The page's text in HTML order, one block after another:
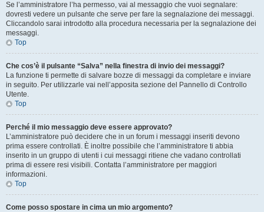
Se l’amministratore l’ha permesso, vai al messaggio che vuoi segnalare:
dovresti vedere un pulsante che serve per fare la segnalazione dei messaggi.
Cliccandolo sarai introdotto alla procedura necessaria per la segnalazione dei
messaggi.
Top
Che cos’è il pulsante “Salva” nella finestra di invio dei messaggi?
La funzione ti permette di salvare bozze di messaggi da completare e inviare
in seguito. Per utilizzarle vai nell’apposita sezione del Pannello di Controllo
Utente.
Top
Perché il mio messaggio deve essere approvato?
L’amministratore può decidere che in un forum i messaggi inseriti devono
prima essere controllati. È inoltre possibile che l’amministratore ti abbia
inserito in un gruppo di utenti i cui messaggi ritiene che vadano controllati
prima di essere resi visibili. Contatta l’amministratore per maggiori
informazioni.
Top
Come posso spostare in cima un mio argomento?